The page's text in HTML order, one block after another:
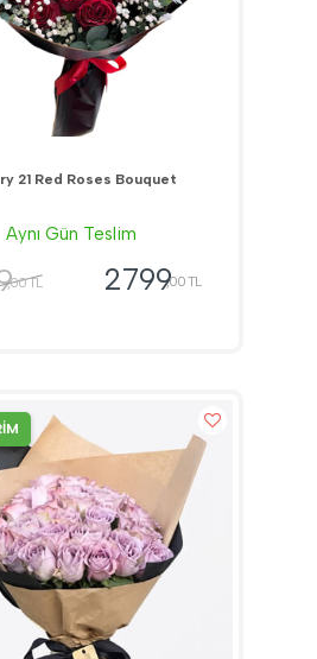
21 Red Roses Bouquet
Aynı Gün Teslim
,00 TL 2799,00 TL